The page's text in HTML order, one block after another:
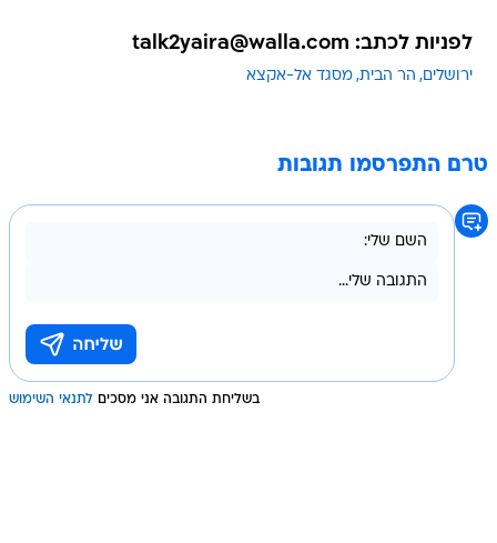
לפניות לכתב: talk2yaira@walla.com
ירושלים הר הבית מסגד אל-אקצא
טרם התפרסמו תגובות
בשליחת התגובה אני מסכים לתנאי השימוש